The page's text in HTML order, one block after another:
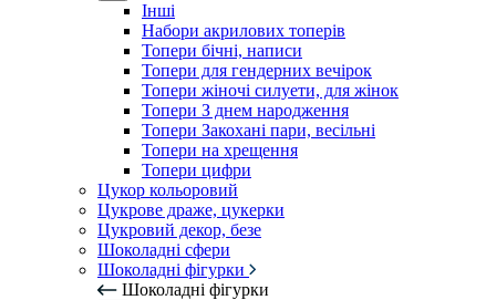
Інші
Набори акрилових топерів
Топери бічні, написи
Топери для гендерних вечірок
Топери жіночі силуети, для жінок
Топери З днем ​​народження
Топери Закохані пари, весільні
Топери на хрещення
Топери цифри
Цукор кольоровий
Цукрове драже, цукерки
Цукровий декор, безе
Шоколадні сфери
Шоколадні фігурки
Шоколадні фігурки